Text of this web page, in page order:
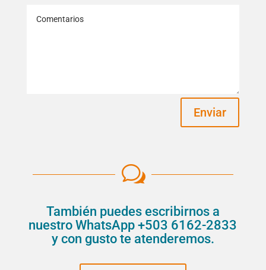
Enviar
w
También puedes escribirnos a
nuestro WhatsApp +503 6162-2833
y con gusto te atenderemos.